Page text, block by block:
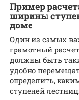
Пример
ширины
доме
Один из самых
грамотный
должны быть
удобно
определить,
ступеней